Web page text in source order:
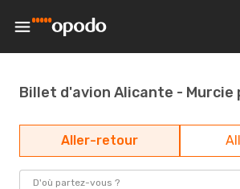
Billet d'avion Alicante - Murcie
Aller-retour
D'où partez-vous ?